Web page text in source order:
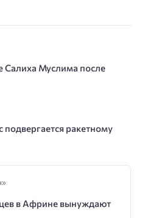
Салиха Муслима после
ракетному
в Африне вынуждают